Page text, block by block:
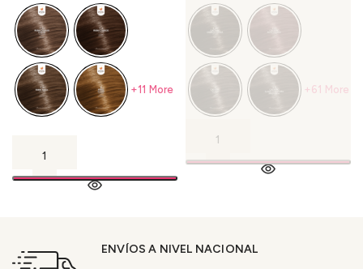
+11 More +61 More
ENVÍOS A NIVEL NACIONAL